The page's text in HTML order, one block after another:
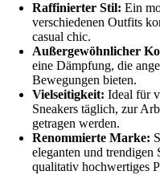
Raffinierter Stil: Ein
verschiedenen Outfits
casual chic.
Außergewöhnlicher
eine Dämpfung, die
Bewegungen bieten.
Vielseitigkeit: Ideal für
Sneakers täglich, zur
getragen werden.
Renommierte Marke:
eleganten und trendigen
qualitativ hochwertiges